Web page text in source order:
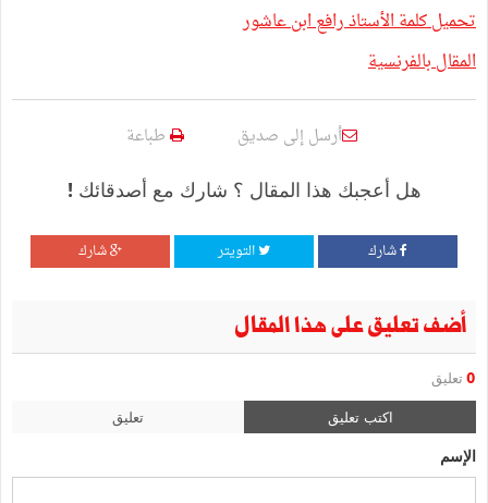
تحميل كلمة الأستاذ رافع ابن عاشور
المقال بالفرنسية
أرسل إلى صديق طباعة
هل أعجبك هذا المقال ؟ شارك مع أصدقائك !
شارك التويتر شارك
أضف تعليق على هذا المقال
0 تعليق
اكتب تعليق تعليق
الإسم